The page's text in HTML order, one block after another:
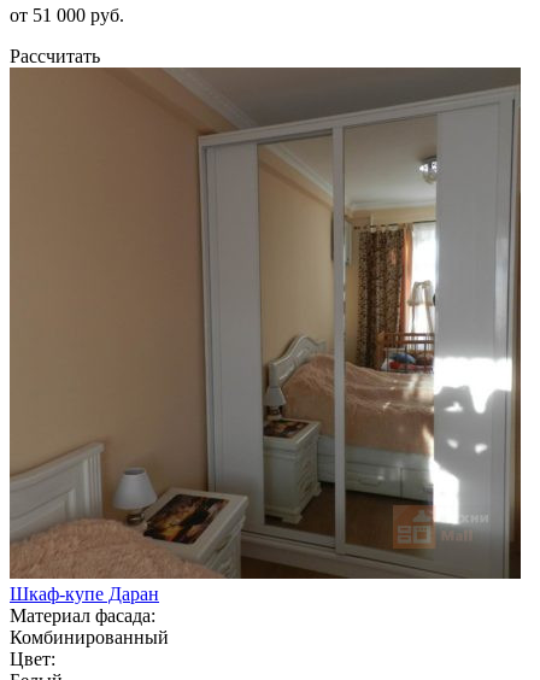
от 51 000 руб.
Рассчитать
Шкаф-купе Даран
Материал фасада:
Комбинированный
Цвет: